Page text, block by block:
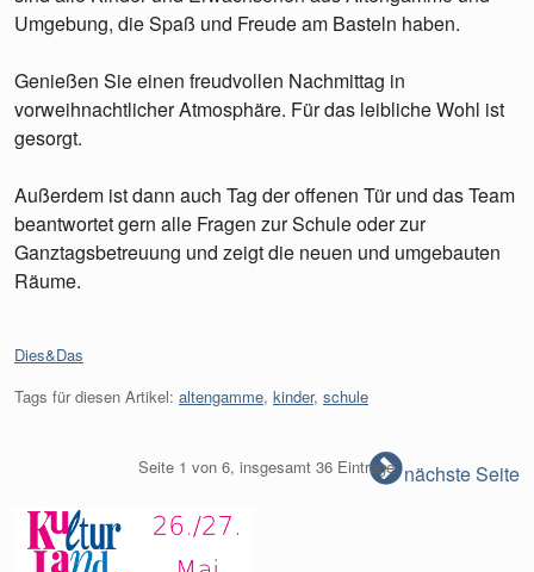
Umgebung, die Spaß und Freude am Basteln haben.
Genießen Sie einen freudvollen Nachmittag in
vorweihnachtlicher Atmosphäre. Für das leibliche Wohl ist
gesorgt.
Außerdem ist dann auch Tag der offenen Tür und das Team
beantwortet gern alle Fragen zur Schule oder zur
Ganztagsbetreuung und zeigt die neuen und umgebauten
Räume.
Kategorien:
Dies&Das
Tags für diesen Artikel: altengamme, kinder, schule
Seite 1 von 6, insgesamt 36 Einträge nächste Seite